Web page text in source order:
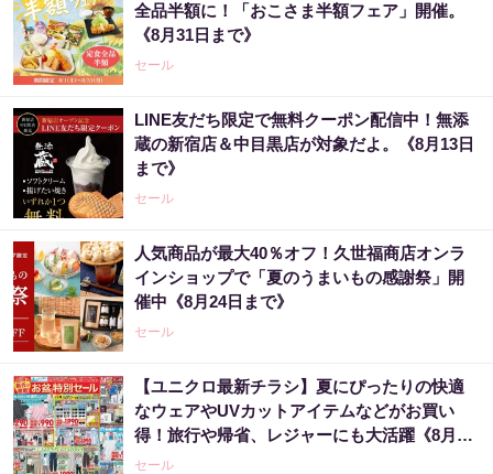
全品半額に！「おこさま半額フェア」開催。
《8月31日まで》
セール
LINE友だち限定で無料クーポン配信中！無添
蔵の新宿店＆中目黒店が対象だよ。《8月13日
まで》
セール
人気商品が最大40％オフ！久世福商店オンラ
インショップで「夏のうまいもの感謝祭」開
催中《8月24日まで》
セール
【ユニクロ最新チラシ】夏にぴったりの快適
なウェアやUVカットアイテムなどがお買い
得！旅行や帰省、レジャーにも大活躍《8月13
日まで》
セール